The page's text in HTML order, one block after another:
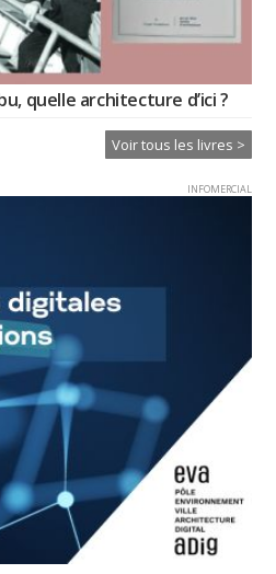
quelle architecture d’ici ?
Voir tous les livres >
INFOMERCIAL